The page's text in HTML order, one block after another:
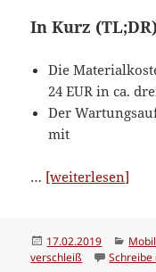
In Kurz
Die
24 EUR in ca.
Der
mit
… [weiterlesen]
dem
Veröffentlicht
am
17.02.2019
verschleiß